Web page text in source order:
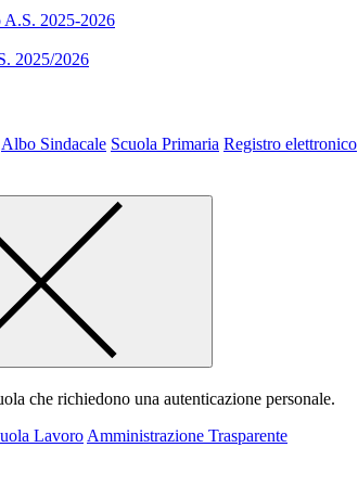
2025-2026
2025/2026
Albo Sindacale Scuola Primaria Registro elettronico
che richiedono una autenticazione personale.
Lavoro Amministrazione Trasparente